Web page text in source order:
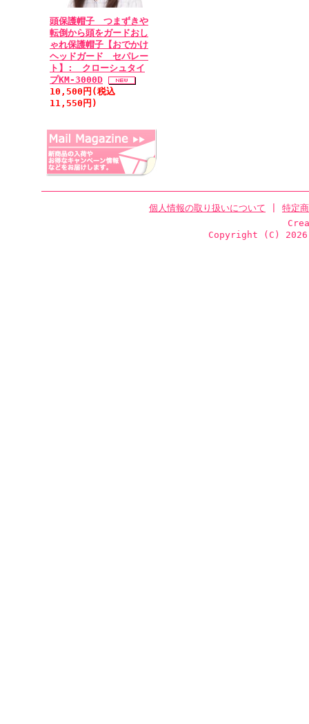
頭保護帽子 つまずきや
転倒から頭をガードおし
ゃれ保護帽子【おでかけ
ヘッドガード セパレー
ト】: クローシュタイ
プKM-3000D
10,500円(税込
11,550円)
個人情報の取り扱いについて
特定
Copyright (C)